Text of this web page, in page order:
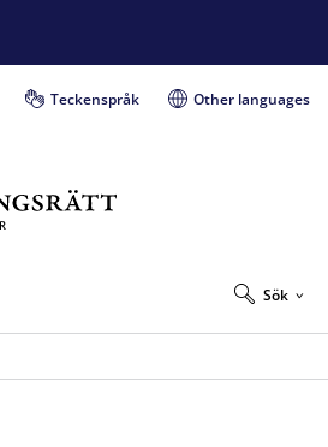
Teckenspråk Other languages
Sök